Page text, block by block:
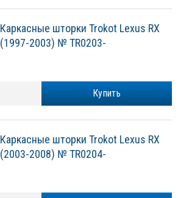
Каркасные шторки Trokot Lexus RX
(1997-2003) № TR0203-
Купить
Каркасные шторки Trokot Lexus RX
(2003-2008) № TR0204-